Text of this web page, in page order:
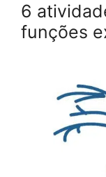
6
funções